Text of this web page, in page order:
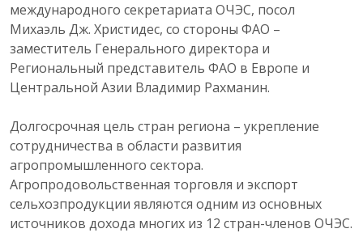
международного секретариата ОЧЭС, посол
Михаэль Дж. Христидес, со стороны ФАО –
заместитель Генерального директора и
Региональный представитель ФАО в Европе и
Центральной Азии Владимир Рахманин.
Долгосрочная цель стран региона – укрепление
сотрудничества в области развития
агропромышленного сектора.
Агропродовольственная торговля и экспорт
сельхозпродукции являются одним из основных
источников дохода многих из 12 стран-членов ОЧЭС.